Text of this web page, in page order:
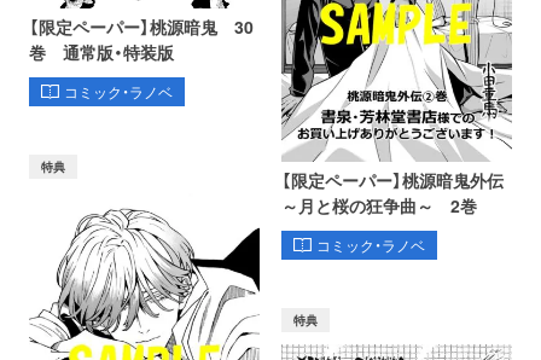
【限定ペーパー】桃源暗鬼 30
巻 通常版・特装版
コミック・ラノベ
【限定ペーパー】桃源暗鬼外伝
～月と桜の狂争曲～ 2巻
コミック・ラノベ
特典
特典